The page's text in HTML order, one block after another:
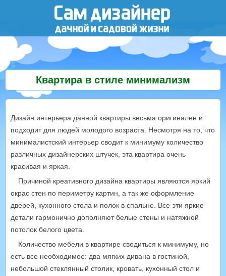
Квартира в стиле минимализм
Дизайн интерьера данной квартиры весьма оригинален и
подходит для людей молодого возраста. Несмотря на то, что
минималистский интерьер сводит к минимуму количество
различных дизайнерских штучек, эта квартира очень
красивая и яркая.
Причиной креативного дизайна квартиры являются яркий
окрас стен по периметру картин, а так же оформление
дверей, кухонного стола и полок в спальне. Все эти яркие
детали гармонично дополняют белые стены и натяжной
потолок белого цвета.
Количество мебели в квартире сводиться к минимуму, но
есть все необходимое: два мягких дивана в гостиной,
небольшой стеклянный столик, кровать, кухонный стол и